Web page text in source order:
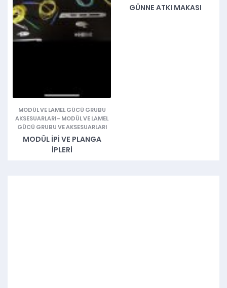
MODÜL VE LAMEL GÜCÜ GRUBU
AKSESUARLARI- MODÜL VE LAMEL
GÜCÜ GRUBU VE AKSESUARLARI
MODÜL IPI VE PLANGA
İPLERI
GÜNNE ATKI MAKASI